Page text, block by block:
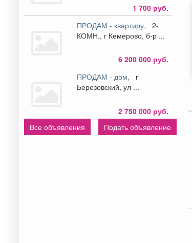
1 700 руб.
ПРОДАМ - квартиру,
2-
КОМН., г Кемерово, б-р ...
6 200 000 руб.
ПРОДАМ - дом,
г
Березовский, ул ...
2 750 000 руб.
Все объявления
Подать объявление